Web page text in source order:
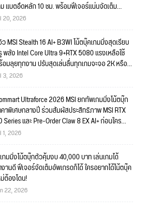
แบตอึดหลัก 10 ชม. พร้อมฟีเจอร์แน่นจัดเต็ม
จ!!
20, 2026
MSI Stealth 16 AI+ B3WI โน้ตบุ๊คเกมมิ่งสุดเรียบ
พลัง Intel Core Ultra 9+RTX 5080 แรงเหลือใช้
มลุยทุกงาน ปรับสุดเล่นลื่นทุกเกมจะจอ 2K หรือ
สบายมาก!!
3, 2026
Ultraforce 2026 MSI ยกทัพเกมมิ่งโน้ตบุ๊ก
าพิเศษกลางปี ร่วมสัมผัสประสิทธิภาพ MSI RTX
Series และ Pre-Order Claw 8 EX AI+ ก่อนใคร
มของรางวัลเข้าร่วมกิจกรรมในงาน!
1, 2026
กมมิ่งโน้ตบุ๊กตัวคุ้มงบ 40,000 บาท เล่นเกมได้
านดี ฟีเจอร์จัดเต็มอัพเกรดก็ได้ ใครอยากได้โน้ตบุ๊ค
ต้องโดน!
22, 2026